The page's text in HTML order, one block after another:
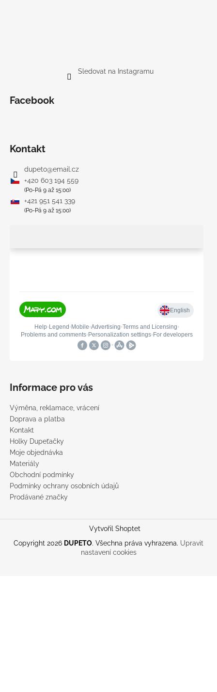
Sledovat na Instagramu
Facebook
Kontakt
dupeto@email.cz
+420 603 194 559
(Po-Pá 9 až 15:00)
+421 951 541 339
(Po-Pá 9 až 15:00)
Informace pro vás
Výměna, reklamace, vrácení
Doprava a platba
Kontakt
Holky Dupeťačky
Moje objednávka
Materiály
Obchodní podmínky
Podmínky ochrany osobních údajů
Prodávané značky
Vytvořil Shoptet
Copyright 2026 DUPETO. Všechna práva vyhrazena. Upravit
nastavení cookies